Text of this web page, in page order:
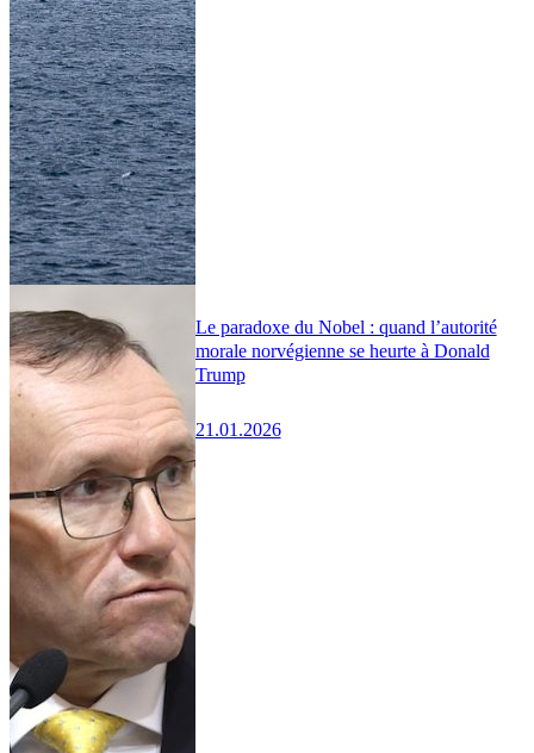
Le paradoxe du Nobel : quand l’autorité
morale norvégienne se heurte à Donald
Trump
21.01.2026